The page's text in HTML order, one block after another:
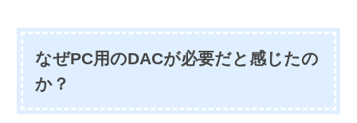
なぜPC用のDACが必要だと感じたの
か？